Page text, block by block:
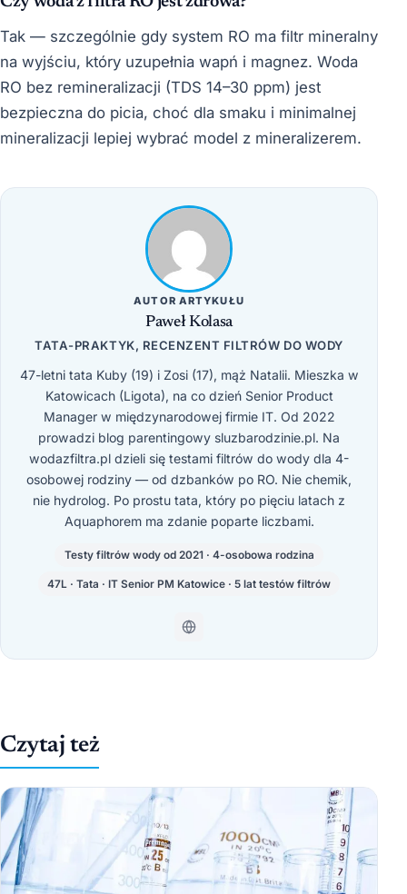
Tak — szczególnie gdy system RO ma filtr mineralny
na wyjściu, który uzupełnia wapń i magnez. Woda
RO bez remineralizacji (TDS 14–30 ppm) jest
bezpieczna do picia, choć dla smaku i minimalnej
mineralizacji lepiej wybrać model z mineralizerem.
AUTOR ARTYKUŁU
Paweł Kolasa
TATA-PRAKTYK, RECENZENT FILTRÓW DO WODY
47-letni tata Kuby (19) i Zosi (17), mąż Natalii. Mieszka w
Katowicach (Ligota), na co dzień Senior Product
Manager w międzynarodowej firmie IT. Od 2022
prowadzi blog parentingowy sluzbarodzinie.pl. Na
wodazfiltra.pl dzieli się testami filtrów do wody dla 4-
osobowej rodziny — od dzbanków po RO. Nie chemik,
nie hydrolog. Po prostu tata, który po pięciu latach z
Aquaphorem ma zdanie poparte liczbami.
Testy filtrów wody od 2021 · 4-osobowa rodzina
47L · Tata · IT Senior PM Katowice · 5 lat testów filtrów
Czytaj też